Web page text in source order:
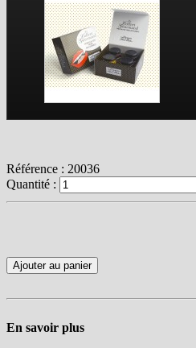
Référence : 20036
Quantité :
Ajouter au panier
En savoir plus